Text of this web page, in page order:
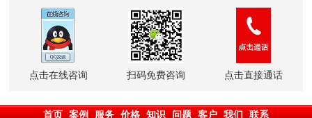
点击在线咨询 扫码免费咨询 点击直接通话
首页 案例 服务 价格 知识 问题 客户 我们 联系